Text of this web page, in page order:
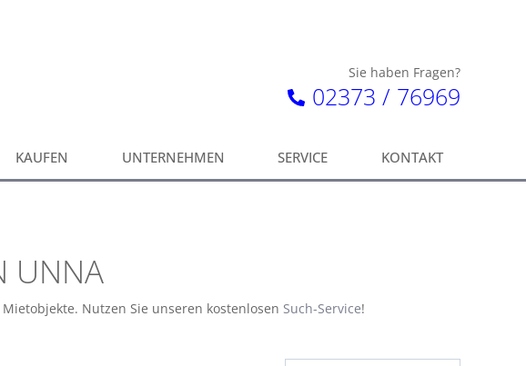
Sie haben Fragen?
02373 / 76969
KAUFEN UNTERNEHMEN SERVICE KONTAKT
UNNA
Nutzen Sie unseren kostenlosen Such-Service!